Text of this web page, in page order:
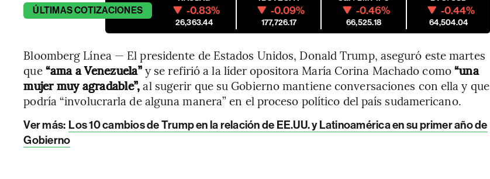
ÚLTIMASCOTIZACIONES -0.83%
26,363.44
-0.09%
177,726.17
-0.46%
66,525.18
-0.44%
64,504.04
Bloomberg Línea — El presidente de Estados Unidos, Donald Trump, aseguró este martes
que“ama a Venezuela”y se refirió a la líder opositora María Corina Machado como“una
mujer muy agradable”,al sugerir que su Gobierno mantiene conversaciones con ella y que
podría “involucrarla de alguna manera” en el proceso político del país sudamericano.
Ver más: Los 10 cambios de Trump en la relación de EE.UU. y Latinoamérica en su primer año de
Gobierno